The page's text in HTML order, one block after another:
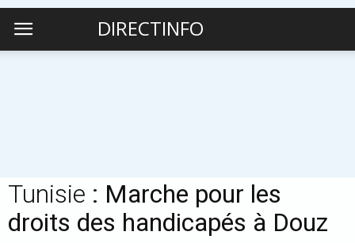
DIRECTINFO
Tunisie : Marche pour les
droits des handicapés à Douz